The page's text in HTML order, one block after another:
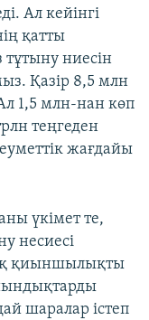
Ал кейінгі
қатты
ниесін
Қазір 8,5 млн
1,5 млн-нан көп
теңгеден
жағдайы
үкімет те,
несиесі
қиыншылықты
шаралар істеп